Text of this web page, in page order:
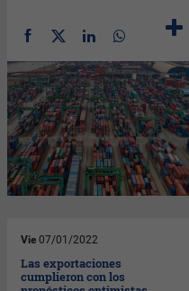
Vie 07/01/2022
Las exportaciones
cumplieron con los